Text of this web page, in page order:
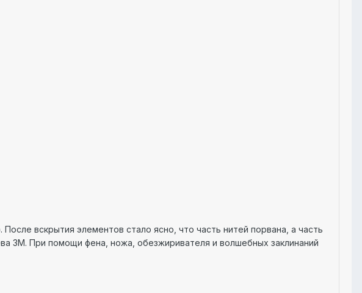
вскрытия элементов стало ясно, что часть нитей порвана, а часть
3М. При помощи фена, ножа, обезжиривателя и волшебных заклинаний